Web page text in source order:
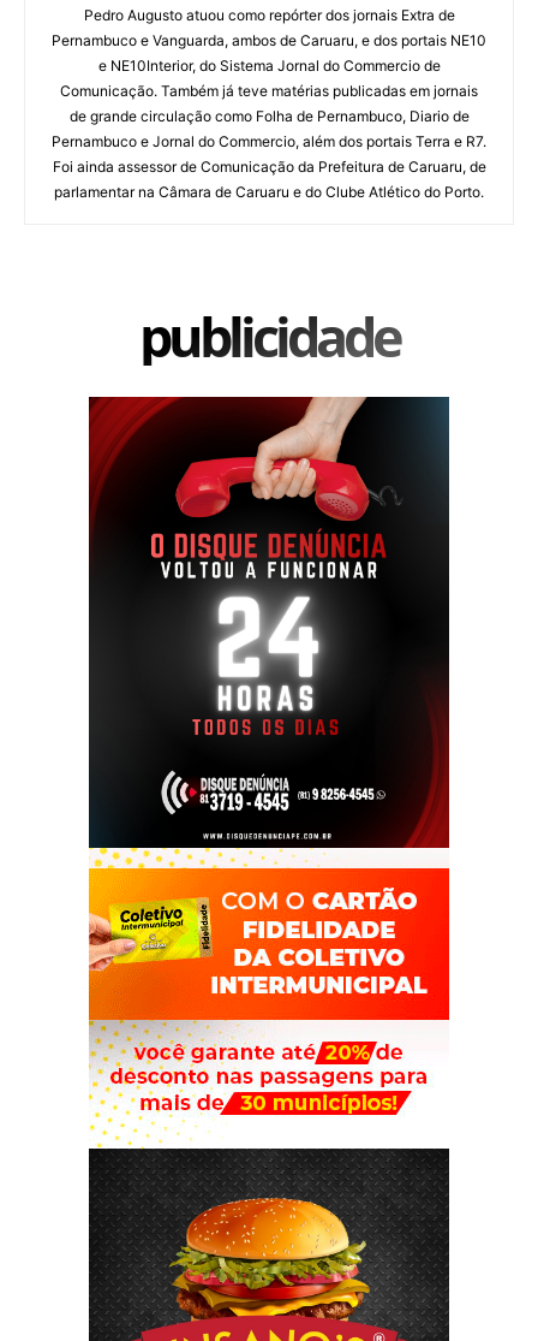
Pedro Augusto atuou como repórter dos jornais Extra de
Pernambuco e Vanguarda, ambos de Caruaru, e dos portais NE10
e NE10Interior, do Sistema Jornal do Commercio de
Comunicação. Também já teve matérias publicadas em jornais
de grande circulação como Folha de Pernambuco, Diario de
Pernambuco e Jornal do Commercio, além dos portais Terra e R7.
Foi ainda assessor de Comunicação da Prefeitura de Caruaru, de
parlamentar na Câmara de Caruaru e do Clube Atlético do Porto.
publicidade